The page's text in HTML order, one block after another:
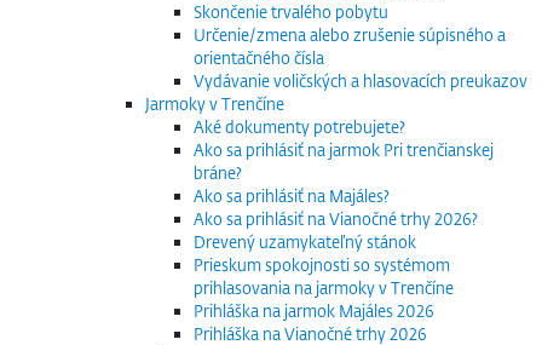
Skončenie trvalého pobytu
Určenie/zmena alebo zrušenie súpisného a
orientačného čísla
Vydávanie voličských a hlasovacích preukazov
Jarmoky v Trenčíne
Aké dokumenty potrebujete?
Ako sa prihlásiť na jarmok Pri trenčianskej
bráne?
Ako sa prihlásiť na Majáles?
Ako sa prihlásiť na Vianočné trhy 2026?
Drevený uzamykateľný stánok
Prieskum spokojnosti so systémom
prihlasovania na jarmoky v Trenčíne
Prihláška na jarmok Majáles 2026
Prihláška na Vianočné trhy 2026